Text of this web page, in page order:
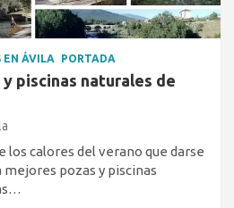
EN ÁVILA PORTADA
piscinas naturales de
los calores del verano que darse
mejores pozas y piscinas